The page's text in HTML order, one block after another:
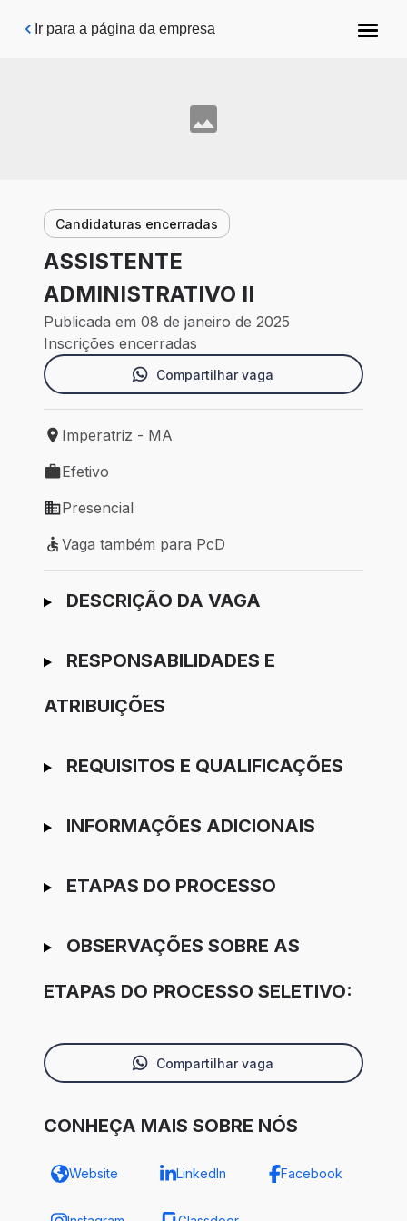
Pular para o conteúdo principal
Ir para a página da empresa
Candidaturas encerradas
ASSISTENTE
ADMINISTRATIVO II
Publicada em 08 de janeiro de 2025
Inscrições encerradas
Compartilhar vaga
Local de trabalho: Imperatriz - MA
Imperatriz - MA
Tipo de vaga: Efetivo
Efetivo
Modelo de trabalho: Presencial
Presencial
Vaga também para PcD
Vaga também para PcD
Ir para candidatura
DESCRIÇÃO DA VAGA
RESPONSABILIDADES E
ATRIBUIÇÕES
REQUISITOS E QUALIFICAÇÕES
INFORMAÇÕES ADICIONAIS
ETAPAS DO PROCESSO
OBSERVAÇÕES SOBRE AS
ETAPAS DO PROCESSO SELETIVO:
Compartilhar vaga
CONHEÇA MAIS SOBRE NÓS
Website LinkedIn Facebook